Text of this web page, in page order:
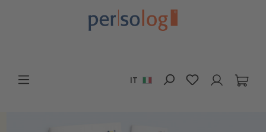
Passa al contenuto principale
IT Hai 0 articoli